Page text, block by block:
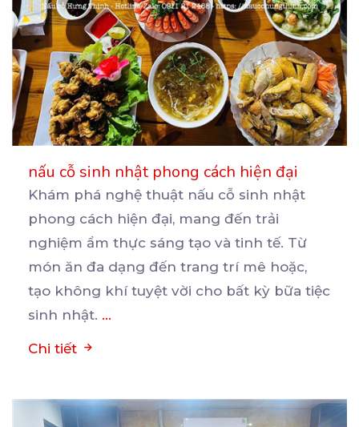
nấu cỗ sinh nhật phong cách hiện đại
Khám phá nghệ thuật nấu cỗ sinh nhật
phong cách hiện đại, mang đến trải
nghiệm ẩm thực sáng tạo và tinh tế. Từ
món ăn đa dạng đến trang trí mê hoặc,
tạo không khí tuyệt vời cho bất kỳ bữa tiệc
sinh nhật. ...
Chi tiết